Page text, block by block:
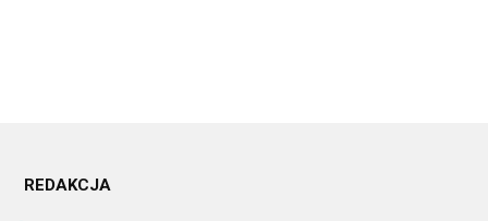
REDAKCJA